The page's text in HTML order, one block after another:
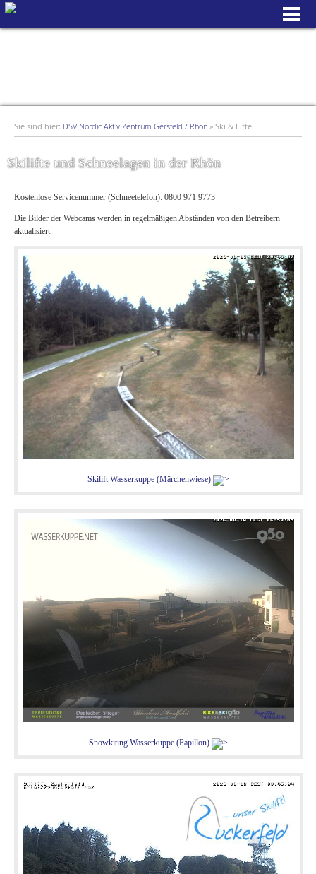
Sie sind hier: DSV Nordic Aktiv Zentrum Gersfeld / Rhön » Ski & Lifte
Skilifte und Schneelagen in der Rhön
Kostenlose Servicenummer (Schneetelefon): 0800 971 9773
Die Bilder der Webcams werden in regelmäßigen Abständen von den Betreibern
aktualisiert.
Skilift Wasserkuppe (Märchenwiese)
Snowkiting Wasserkuppe (Papillon)